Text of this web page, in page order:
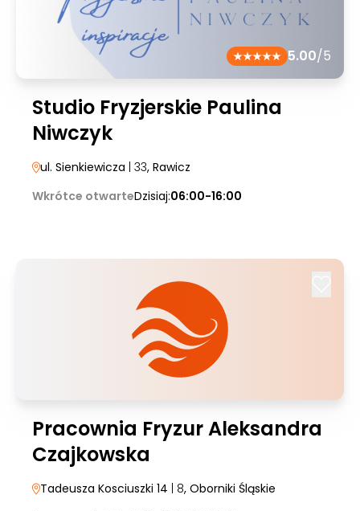
5.00/5
Studio Fryzjerskie Paulina
Niwczyk
ul. Sienkiewicza | 33, Rawicz
Wkrótce otwarteDzisiaj:06:00-16:00
Pracownia Fryzur Aleksandra
Czajkowska
Tadeusza Kosciuszki 14 | 8, Oborniki Śląskie